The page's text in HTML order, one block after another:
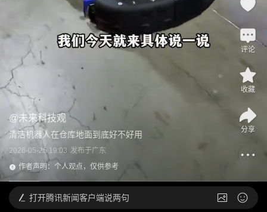
@未来科技观
清洁机器人在仓库地面到底好不好用
2026-05-25 19:03 发布于广东
作者声明：个人观点，仅供参考
评论
收藏
分享
打开腾讯新闻客户端说两句